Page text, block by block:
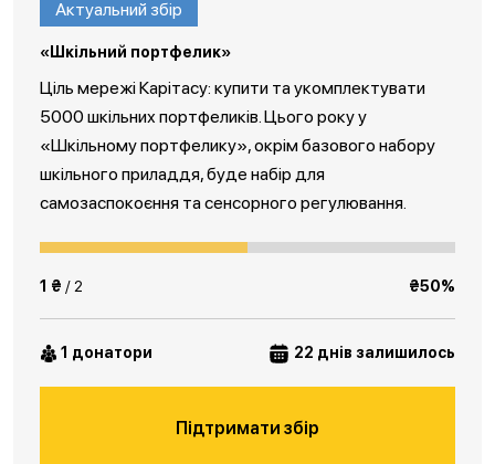
Актуальний збір
«Шкільний портфелик»
Ціль мережі Карітасу: купити та укомплектувати
5000 шкільних портфеликів. Цього року у
«Шкільному портфелику», окрім базового набору
шкільного приладдя, буде набір для
самозаспокоєння та сенсорного регулювання.
1 ₴ / 2 ₴50%
1 донатори 22 днів залишилось
Підтримати збір